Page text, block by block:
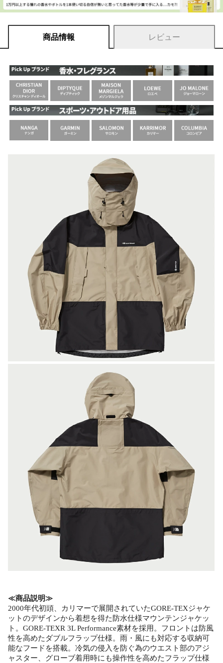
商品情報 レビュー
≪商品説明≫
2000年代初頭、カリマーで展開されていたGORE-TEXジャケ
ットのデザインから着想を得た防水仕様マウンテンジャケッ
ト。GORE-TEXR 3L Performance素材を採用。フロントは防風
性を高めたダブルフラップ仕様。雨・風にも対応する収納可
能なフードを搭載。冷気の侵入を防ぐ為のウエスト部のアジ
ャスター、グローブ着用時にも操作性を高めたフラップ仕様